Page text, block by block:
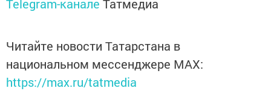
Telegram-канале Татмедиа
Читайте новости Татарстана в
национальном мессенджере MАХ:
https://max.ru/tatmedia